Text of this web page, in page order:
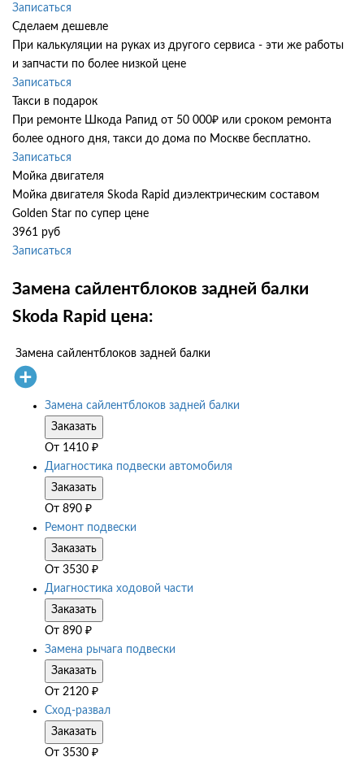
Записаться
Сделаем дешевле
При калькуляции на руках из другого сервиса - эти же работы
и запчасти по более низкой цене
Записаться
Такси в подарок
При ремонте Шкода Рапид от 50 000₽ или сроком ремонта
более одного дня, такси до дома по Москве бесплатно.
Записаться
Мойка двигателя
Мойка двигателя Skoda Rapid диэлектрическим составом
Golden Star по супер цене
3961 руб
Записаться
Замена сайлентблоков задней балки
Skoda Rapid цена:
Замена сайлентблоков задней балки
Замена сайлентблоков задней балки
Заказать
От 1410 ₽
Диагностика подвески автомобиля
Заказать
От 890 ₽
Ремонт подвески
Заказать
От 3530 ₽
Диагностика ходовой части
Заказать
От 890 ₽
Замена рычага подвески
Заказать
От 2120 ₽
Сход-развал
Заказать
От 3530 ₽